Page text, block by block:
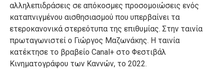
αλληλεπιδράσεις σε απόκοσμες προσομοιώσεις ενός
καταπνιγμένου αισθησιασμού που υπερβαίνει τα
ετεροκανονικά στερεότυπα της επιθυμίας. Στην ταινία
πρωταγωνιστεί ο Γιώργος Μαζωνάκης. Η ταινία
κατέκτησε το βραβείο Canal+ στο Φεστιβάλ
Κινηματογράφου των Καννών, το 2022.